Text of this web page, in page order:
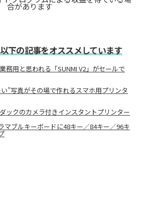
合があります
下の記事をオススメしています
務用と思われる「SUNMI V2」がセールで
”写真がその場で作れるスマホ用プリンタ
ックのカメラ付きインスタントプリンター
マブルキーボードに48キー／84キー／96キ